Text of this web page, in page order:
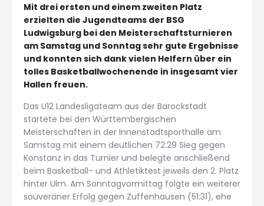
Mit drei ersten und einem zweiten Platz
erzielten die Jugendteams der BSG
Ludwigsburg bei den Meisterschaftsturnieren
am Samstag und Sonntag sehr gute Ergebnisse
und konnten sich dank vielen Helfern über ein
tolles Basketballwochenende in insgesamt vier
Hallen freuen.
Das U12 Landesligateam aus der Barockstadt
startete bei den Württembergischen
Meisterschaften in der Innenstadtsporthalle am
Samstag mit einem deutlichen 72:29 Sieg gegen
Konstanz in das Turnier und belegte anschließend
beim Basketball- und Athletiktest jeweils den 2. Platz
hinter Ulm. Am Sonntagvormittag folgte ein weiterer
souveräner Erfolg gegen Zuffenhausen (51:31), ehe